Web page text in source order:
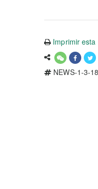
Imprimir esta
NEWS-1-3-